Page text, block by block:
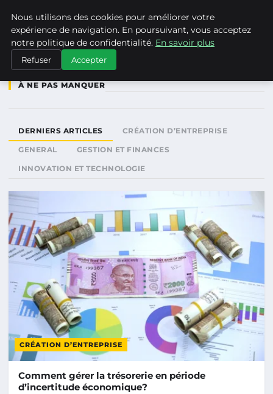
ASVPP
À NE PAS MANQUER
DERNIERS ARTICLES CRÉATION D’ENTREPRISE
GENERAL GESTION ET FINANCES
INNOVATION ET TECHNOLOGIE
CRÉATION D’ENTREPRISE
Comment gérer la trésorerie en période
d’incertitude économique?
Nous utilisons des cookies pour améliorer votre
expérience de navigation. En poursuivant, vous acceptez
notre politique de confidentialité. En savoir plus
Refuser Accepter